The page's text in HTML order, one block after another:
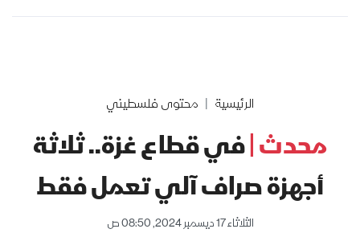
الرئيسية محتوى فلسطيني
محدث |في قطاع غزة.. ثلاثة
أجهزة صراف آلي تعمل فقط
الثلاثاء 17 ديسمبر 2024, 08:50 ص